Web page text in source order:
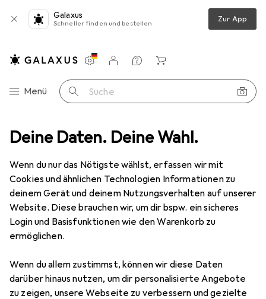
Deine Daten. Deine Wahl.
Wenn du nur das Nötigste wählst, erfassen wir mit
Cookies und ähnlichen Technologien Informationen zu
deinem Gerät und deinem Nutzungsverhalten auf unserer
Website. Diese brauchen wir, um dir bspw. ein sicheres
Login und Basisfunktionen wie den Warenkorb zu
ermöglichen.
Wenn du allem zustimmst, können wir diese Daten
darüber hinaus nutzen, um dir personalisierte Angebote
zu zeigen, unsere Webseite zu verbessern und gezielte
Galaxus
Schneller finden und bestellen Zur App
Navigation nach Kategorien
Menü Suche
Einstellungen
Kundenkonto
Vergleichslisten
Merklisten
Warenkorb
Backen Backzubehör Backform de Buyer Backform
5 Bilder
de BuyerBackform
20 cm
17
Bewertungen Marke
Mehr von de Buyer